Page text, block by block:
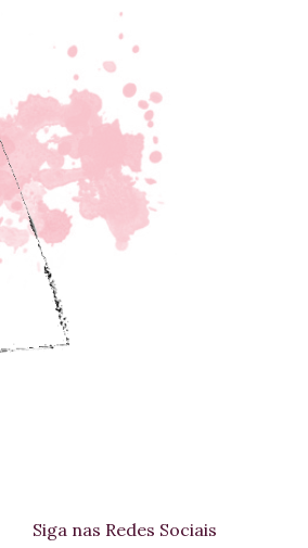
Siga nas Redes Sociais